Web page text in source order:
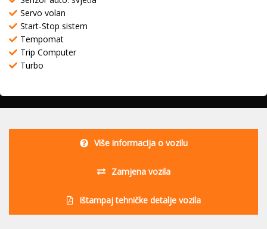
Servo volan
Start-Stop sistem
Tempomat
Trip Computer
Turbo
Više informacija o vozilu
Zamjena vozila
Ištampaj tehničke detalje vozila